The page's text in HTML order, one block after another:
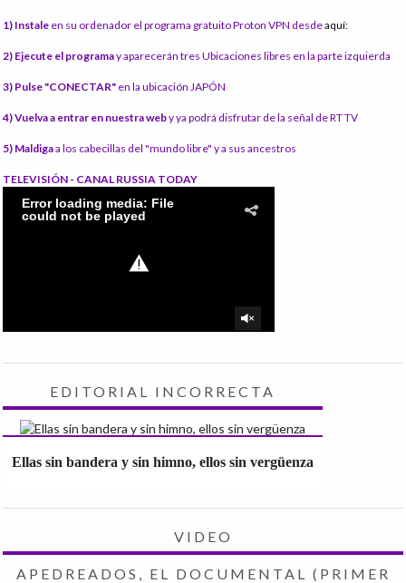
1) Instale en su ordenador el programa gratuito Proton VPN desdeaquí:
2) Ejecute el programay aparecerán tres Ubicaciones libres en la parte izquierda
3) Pulse "CONECTAR" en la ubicación JAPÓN
4) Vuelva a entrar en nuestra weby ya podrá disfrutar de la señal de RT TV
5) Maldigaa los cabecillas del "mundo libre" y a sus ancestros
TELEVISIÓN - CANAL RUSSIA TODAY
EDITORIAL INCORRECTA
Ellas sin bandera y sin himno, ellos sin vergüenza
VIDEO
APEDREADOS, EL DOCUMENTAL (PRIMER